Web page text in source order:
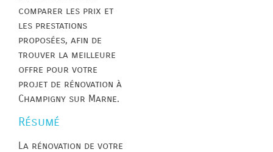
comparer les prix et
les prestations
proposées, afin de
trouver la meilleure
offre pour votre
projet de rénovation à
Champigny sur Marne.
Résumé
La rénovation de votre